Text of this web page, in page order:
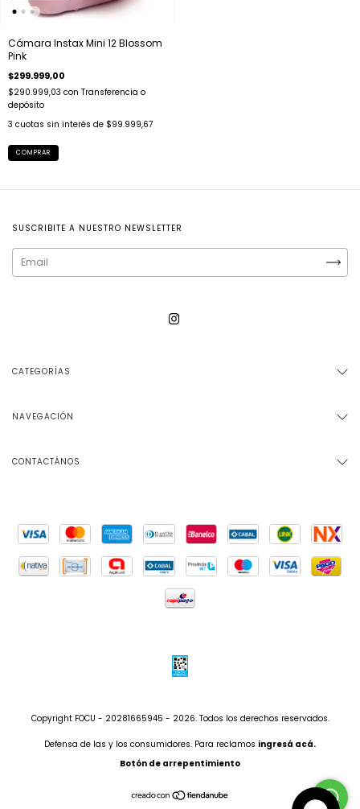
Cámara Instax Mini 12 Blossom
Pink
$299.999,00
$290.999,03 con Transferencia o
depósito
3 cuotas sin interés de $99.999,67
COMPRAR
SUSCRIBITE A NUESTRO NEWSLETTER
CATEGORÍAS
NAVEGACIÓN
CONTACTÁNOS
Copyright FOCU - 20281665945 - 2026. Todos los derechos reservados.
Defensa de las y los consumidores. Para reclamos ingresá acá.
Botón de arrepentimiento